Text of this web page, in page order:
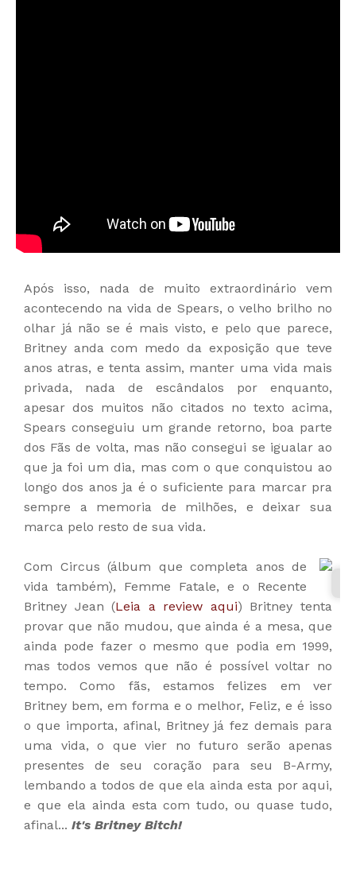
Após isso, nada de muito extraordinário vem
acontecendo na vida de Spears, o velho brilho no
olhar já não se é mais visto, e pelo que parece,
Britney anda com medo da exposição que teve
anos atras, e tenta assim, manter uma vida mais
privada, nada de escândalos por enquanto,
apesar dos muitos não citados no texto acima,
Spears conseguiu um grande retorno, boa parte
dos Fãs de volta, mas não consegui se igualar ao
que ja foi um dia, mas com o que conquistou ao
longo dos anos ja é o suficiente para marcar pra
sempre a memoria de milhões, e deixar sua
marca pelo resto de sua vida.
Com Circus (álbum que completa anos de
vida também), Femme Fatale, e o Recente
Britney Jean (Leia a review aqui) Britney tenta
provar que não mudou, que ainda é a mesa, que
ainda pode fazer o mesmo que podia em 1999,
mas todos vemos que não é possível voltar no
tempo. Como fãs, estamos felizes em ver
Britney bem, em forma e o melhor, Feliz, e é isso
o que importa, afinal, Britney já fez demais para
uma vida, o que vier no futuro serão apenas
presentes de seu coração para seu B-Army,
lembando a todos de que ela ainda esta por aqui,
e que ela ainda esta com tudo, ou quase tudo,
afinal... It's Britney Bitch!